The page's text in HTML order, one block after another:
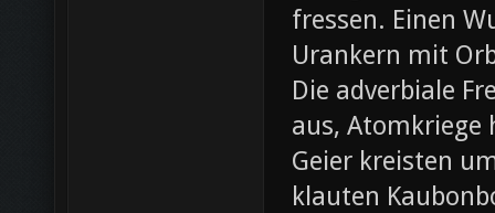
fressen. Einen
Urankern mit
Die adverbiale
aus,
Geier kreisten
klauten